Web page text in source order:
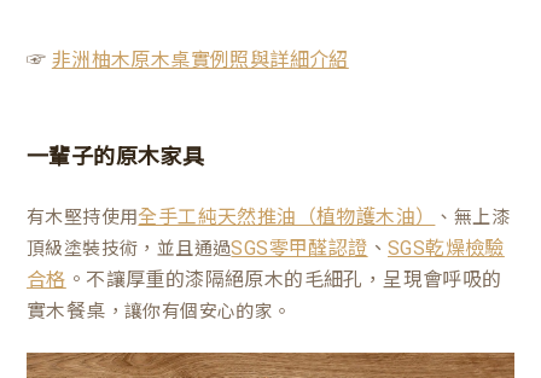
☞ 非洲柚木原木桌實例照與詳細介紹
一輩子的原木家具
有木堅持使用全手工純天然推油（植物護木油）
、無上漆
頂級塗裝技術，並且通過SGS零甲醛認證 、SGS乾燥檢驗
合格 。不讓厚重的漆隔絕原木的毛細孔，呈現會呼吸的
實木餐桌 ，讓你有個安心的家。